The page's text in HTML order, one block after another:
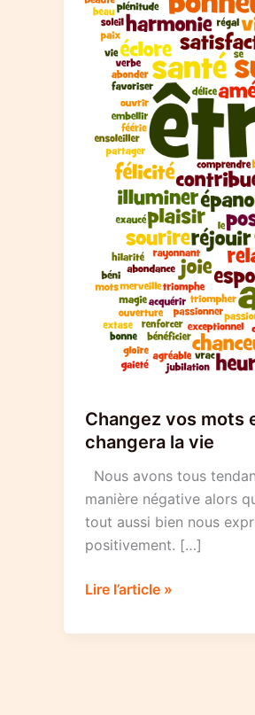
Changez vos mots
changera la vie
Nous avons tous
manière négative alors
tout aussi bien nous
positivement. […]
Changez
mots
Lire l’article »